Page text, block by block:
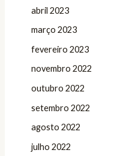
abril 2023
março 2023
fevereiro 2023
novembro 2022
outubro 2022
setembro 2022
agosto 2022
julho 2022